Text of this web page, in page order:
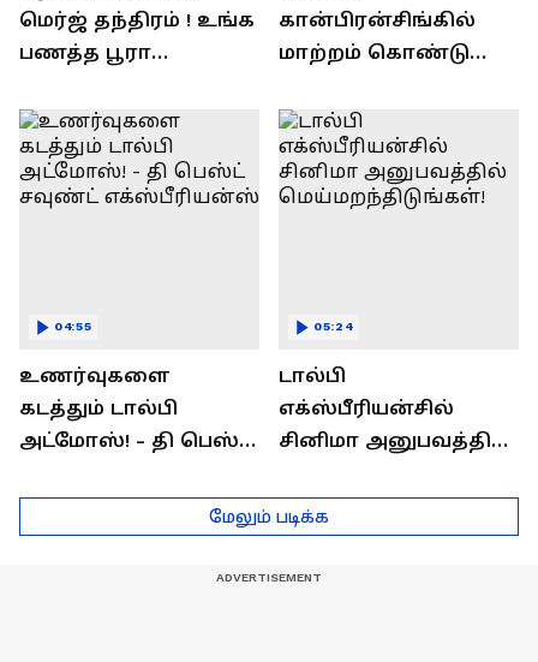
மெர்ஜ் தந்திரம் ! உங்க
பணத்த பூரா
எப்படினு
தெரிஞ்சுக்கணுமா?
கான்பிரன்சிங்கில்
மாற்றம் கொண்டு
PC"
உணர்வுகளை
கடத்தும் டால்பி
அட்மோஸ்! - தி பெஸ்ட்
எக்ஸ்பீரியன்ஸ்
04:55
டால்பி
எக்ஸ்பீரியன்சில்
சினிமா அனுபவத்தில்
05:24
மேலும் படிக்க